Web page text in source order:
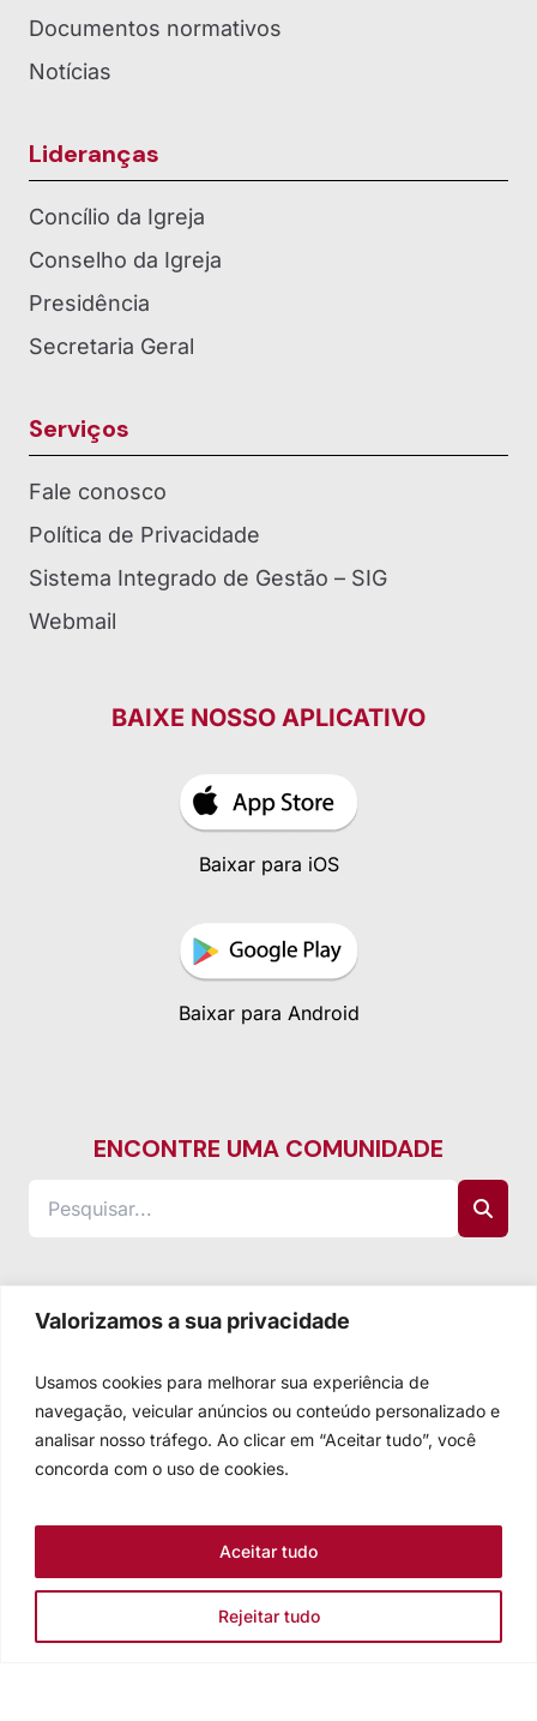
Valorizamos a sua privacidade
Usamos cookies para melhorar sua experiência de
navegação, veicular anúncios ou conteúdo personalizado e
analisar nosso tráfego. Ao clicar em “Aceitar tudo”, você
concorda com o uso de cookies.
Rejeitar tudo
Aceitar tudo
Documentos normativos
Notícias
Lideranças
Concílio da Igreja
Conselho da Igreja
Presidência
Secretaria Geral
Serviços
Fale conosco
Política de Privacidade
Sistema Integrado de Gestão – SIG
Webmail
BAIXE NOSSO APLICATIVO
Baixar para iOS
Baixar para Android
ENCONTRE UMA COMUNIDADE